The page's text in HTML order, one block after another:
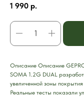
1 990 р.
Описание Описание
SOMA 1.2G DUAL
увеличенной зоны
Реальные тесты показали